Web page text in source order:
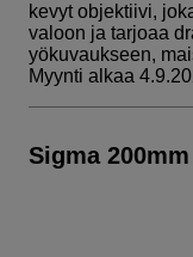
kevyt objektiivi,
valoon ja tarjoaa
yökuvaukseen,
Myynti alkaa
Sigma